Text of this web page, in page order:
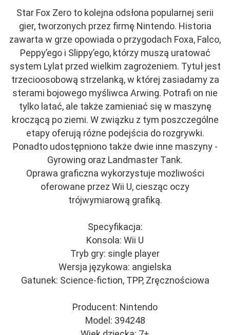
Star Fox Zero to kolejna odsłona popularnej serii
gier, tworzonych przez firmę Nintendo. Historia
zawarta w grze opowiada o przygodach Foxa, Falco,
Peppy’ego i Slippy’ego, którzy muszą uratować
system Lylat przed wielkim zagrożeniem. Tytuł jest
trzecioosobową strzelanką, w której zasiadamy za
sterami bojowego myśliwca Arwing. Potrafi on nie
tylko latać, ale także zamieniać się w maszynę
kroczącą po ziemi. W związku z tym poszczególne
etapy oferują różne podejścia do rozgrywki.
Ponadto udostępniono także dwie inne maszyny -
Gyrowing oraz Landmaster Tank.
Oprawa graficzna wykorzystuje możliwości
oferowane przez Wii U, ciesząc oczy
trójwymiarową grafiką.
Specyfikacja:
Konsola: Wii U
Tryb gry: single player
Wersja językowa: angielska
Gatunek: Science-fiction, TPP, Zręcznościowa
Producent: Nintendo
Model: 394248